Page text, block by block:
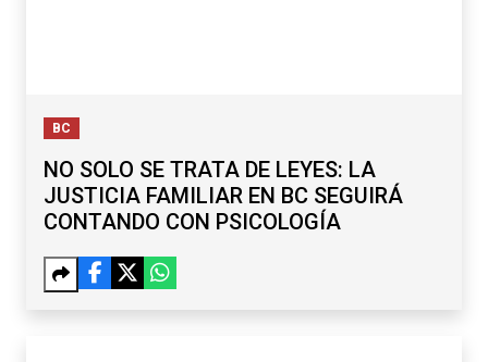
BC
NO SOLO SE TRATA DE LEYES: LA
JUSTICIA FAMILIAR EN BC SEGUIRÁ
CONTANDO CON PSICOLOGÍA